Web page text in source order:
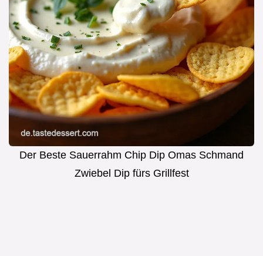
Der Beste Sauerrahm Chip Dip Omas Schmand
Zwiebel Dip fürs Grillfest